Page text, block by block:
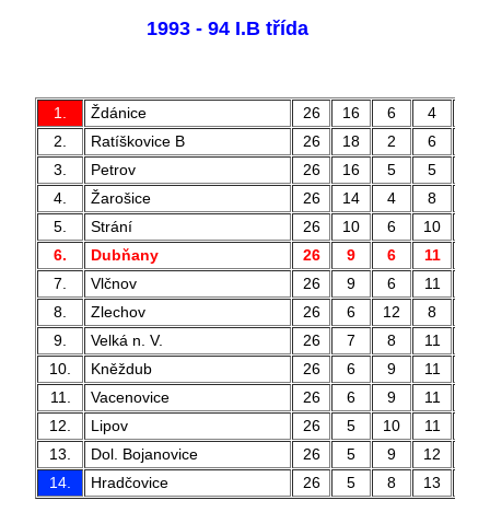
1993 - 94 I.B třída
1. Ždánice 26 16 6 4
2.
Ratíškovice B 26 18 2 6
3.
Petrov 26 16 5 5
4.
Žarošice 26 14 4 8
5.
Strání 26 10 6 10
6.
Dubňany 26 9 6 11
7.
Vlčnov 26 9 6 11
8.
Zlechov 26 6 12 8
9.
Velká n. V. 26 7 8 11
10.
Kněždub 26 6 9 11
11.
Vacenovice 26 6 9 11
12.
Lipov 26 5 10 11
13.
Dol. Bojanovice 26 5 9 12
14.
Hradčovice 26 5 8 13